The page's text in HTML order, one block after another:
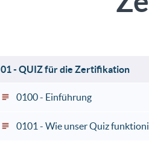
01 - QUIZ für die Zertifikation
0100 - Einführung
0101 - Wie unser Quiz